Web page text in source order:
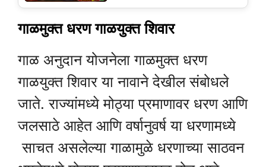
गाळमुक्त धरण गाळयुक्त शिवार
गाळ अनुदान योजनेला गाळमुक्त धरण
गाळयुक्त शिवार या नावाने देखील संबोधले
जाते. राज्यांमध्ये मोठ्या प्रमाणावर धरण आणि
जलसाठे आहेत आणि वर्षानुवर्ष या धरणामध्ये
साचत असलेल्या गाळामुळे धरणाच्या साठवन